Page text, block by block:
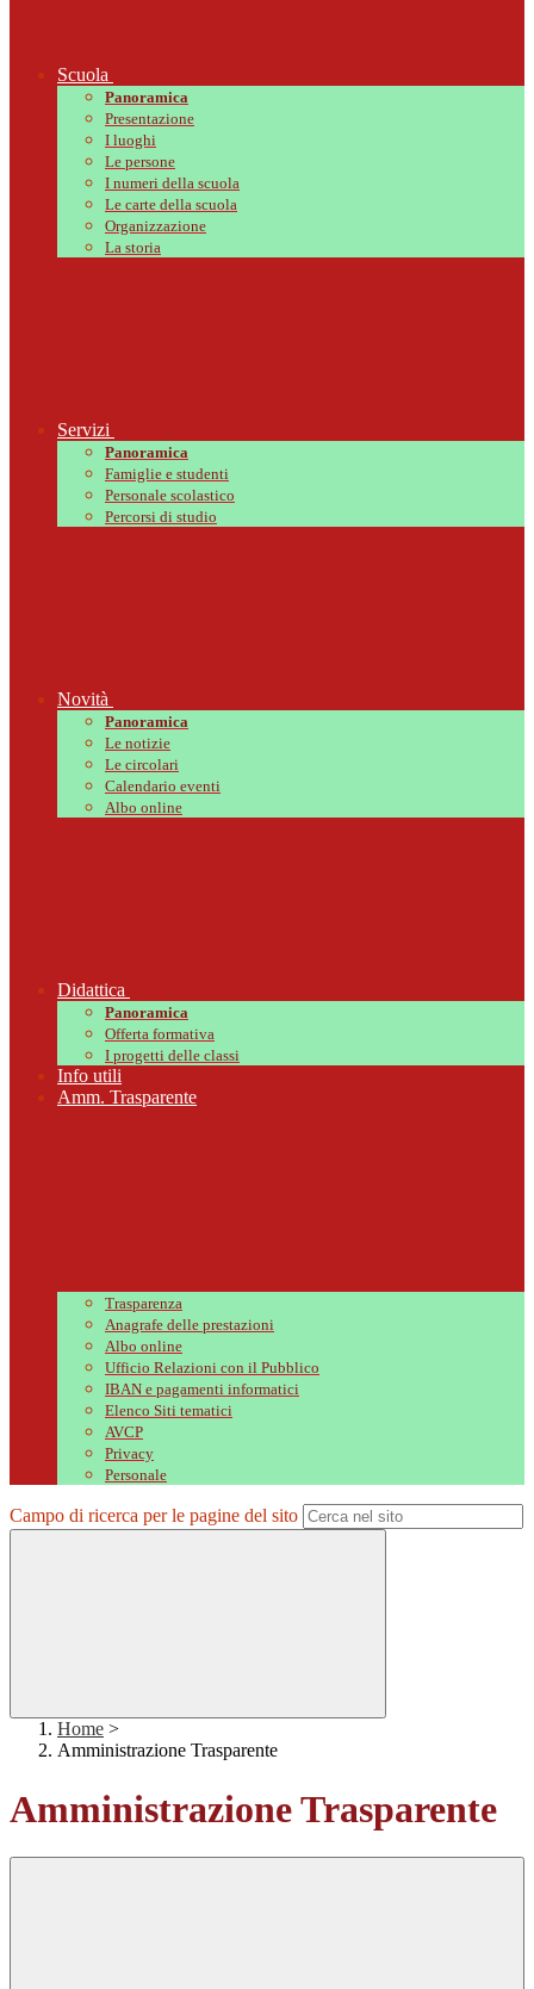
Scuola
Panoramica
Presentazione
I luoghi
Le persone
I numeri della scuola
Le carte della scuola
Organizzazione
La storia
Servizi
Panoramica
Famiglie e studenti
Personale scolastico
Percorsi di studio
Novità
Panoramica
Le notizie
Le circolari
Calendario eventi
Albo online
Didattica
Panoramica
Offerta formativa
I progetti delle classi
Info utili
Amm. Trasparente
Trasparenza
Anagrafe delle prestazioni
Albo online
Ufficio Relazioni con il Pubblico
IBAN e pagamenti informatici
Elenco Siti tematici
AVCP
Privacy
Personale
Campo di ricerca per le pagine del sito
Home >
Amministrazione Trasparente
Amministrazione Trasparente